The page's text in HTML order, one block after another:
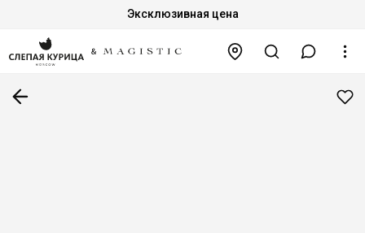
Эксклюзивная цена